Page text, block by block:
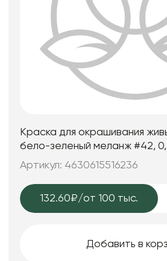
Краска для окрашивания
бело-зеленый меланж #42,
Артикул: 4630615516236
132.60₽/от 100 тыс.
Добавить в